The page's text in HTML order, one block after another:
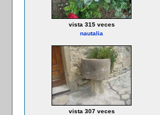
vista 315 veces
nautalia
vista 307 veces